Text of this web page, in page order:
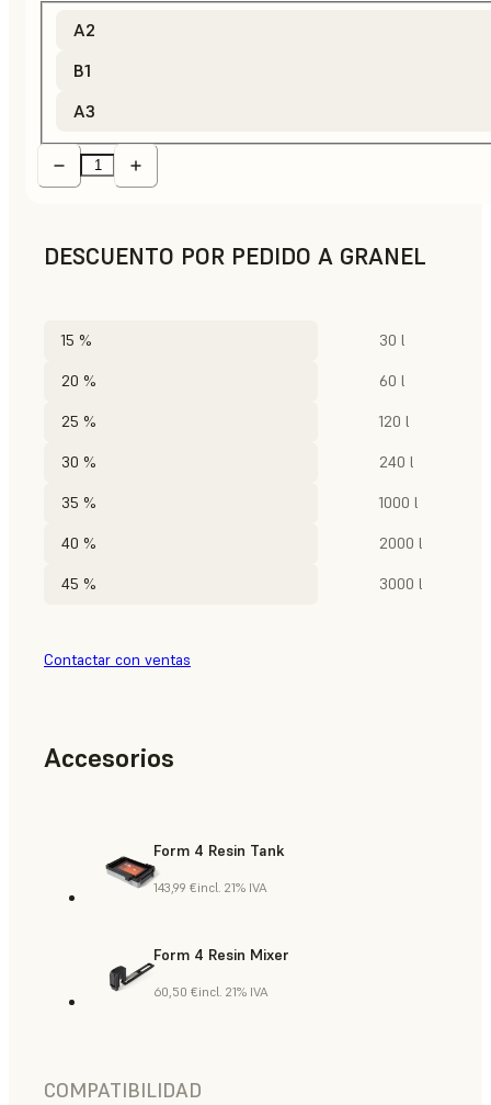
A2
B1
A3
DESCUENTO POR PEDIDO A GRANEL
15 % 30 l
20 % 60 l
25 % 120 l
30 % 240 l
35 % 1000 l
40 % 2000 l
45 % 3000 l
Contactar con ventas
Accesorios
Form 4 Resin Tank
143,99 €incl. 21% IVA
Form 4 Resin Mixer
60,50 €incl. 21% IVA
COMPATIBILIDAD